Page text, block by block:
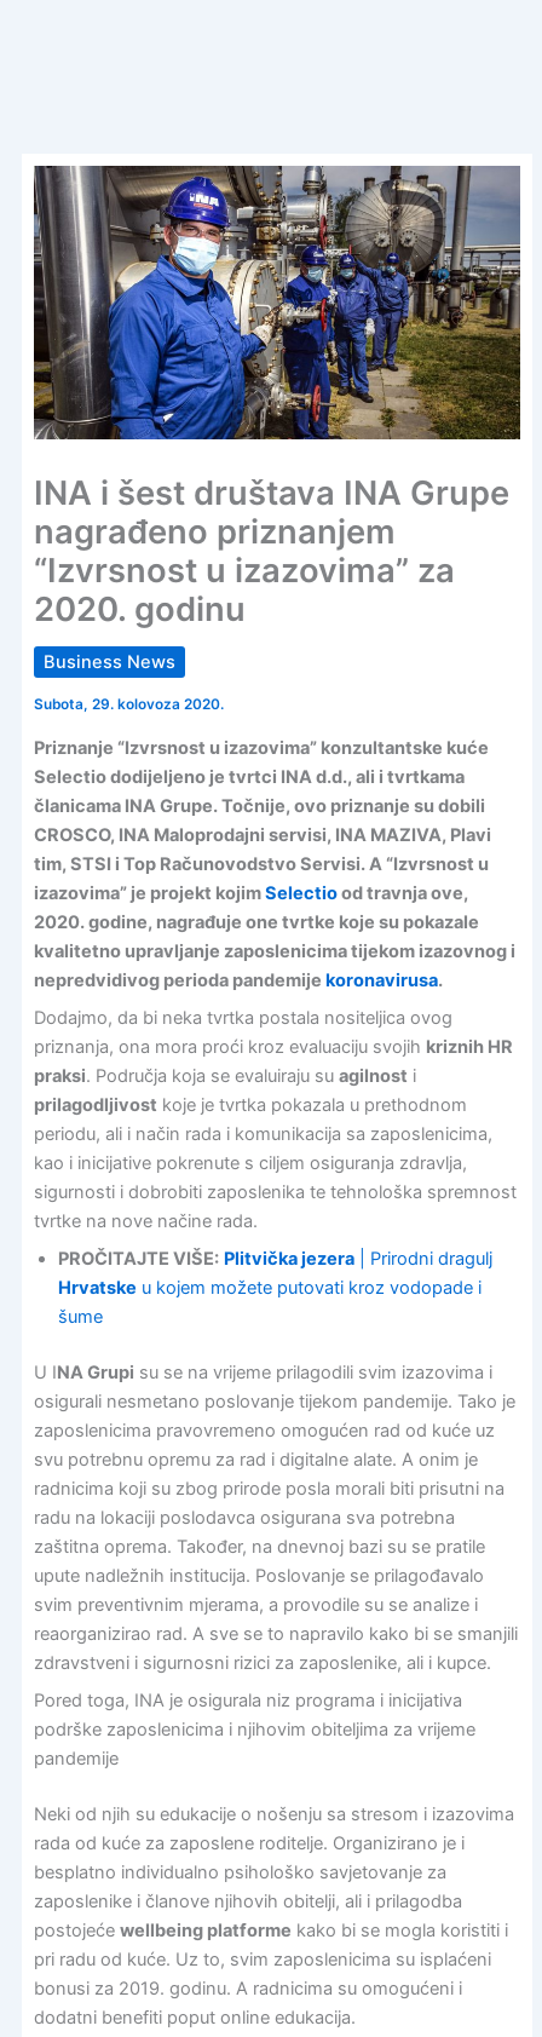
INA i šest društava INA Grupe
nagrađeno priznanjem
“Izvrsnost u izazovima” za
2020. godinu
Business News
Subota, 29. kolovoza 2020.
Priznanje “Izvrsnost u izazovima” konzultantske kuće
Selectio dodijeljeno je tvrtci INA d.d., ali i tvrtkama
članicama INA Grupe. Točnije, ovo priznanje su dobili
CROSCO, INA Maloprodajni servisi, INA MAZIVA, Plavi
tim, STSI i Top Računovodstvo Servisi. A “Izvrsnost u
izazovima” je projekt kojimSelectiood travnja ove,
2020. godine, nagrađuje one tvrtke koje su pokazale
kvalitetno upravljanje zaposlenicima tijekom izazovnog i
nepredvidivog perioda pandemije koronavirusa.
Dodajmo, da bi neka tvrtka postala nositeljica ovog
priznanja, ona mora proći kroz evaluaciju svojih kriznih HR
praksi. Područja koja se evaluiraju su agilnost i
prilagodljivost koje je tvrtka pokazala u prethodnom
periodu, ali i način rada i komunikacija sa zaposlenicima,
kao i inicijative pokrenute s ciljem osiguranja zdravlja,
sigurnosti i dobrobiti zaposlenika te tehnološka spremnost
tvrtke na nove načine rada.
PROČITAJTE VIŠE: Plitvička jezera| Prirodni dragulj
Hrvatske u kojem možete putovati kroz vodopade i
šume
U INA Grupi su se na vrijeme prilagodili svim izazovima i
osigurali nesmetano poslovanje tijekom pandemije. Tako je
zaposlenicima pravovremeno omogućen rad od kuće uz
svu potrebnu opremu za rad i digitalne alate. A onim je
radnicima koji su zbog prirode posla morali biti prisutni na
radu na lokaciji poslodavca osigurana sva potrebna
zaštitna oprema. Također, na dnevnoj bazi su se pratile
upute nadležnih institucija. Poslovanje se prilagođavalo
svim preventivnim mjerama, a provodile su se analize i
reaorganizirao rad. A sve se to napravilo kako bi se smanjili
zdravstveni i sigurnosni rizici za zaposlenike, ali i kupce.
Pored toga, INA je osigurala niz programa i inicijativa
podrške zaposlenicima i njihovim obiteljima za vrijeme
pandemije
Neki od njih su edukacije o nošenju sa stresom i izazovima
rada od kuće za zaposlene roditelje. Organizirano je i
besplatno individualno psihološko savjetovanje za
zaposlenike i članove njihovih obitelji, ali i prilagodba
postojeće wellbeing platforme kako bi se mogla koristiti i
pri radu od kuće. Uz to, svim zaposlenicima su isplaćeni
bonusi za 2019. godinu. A radnicima su omogućeni i
dodatni benefiti poput online edukacija.